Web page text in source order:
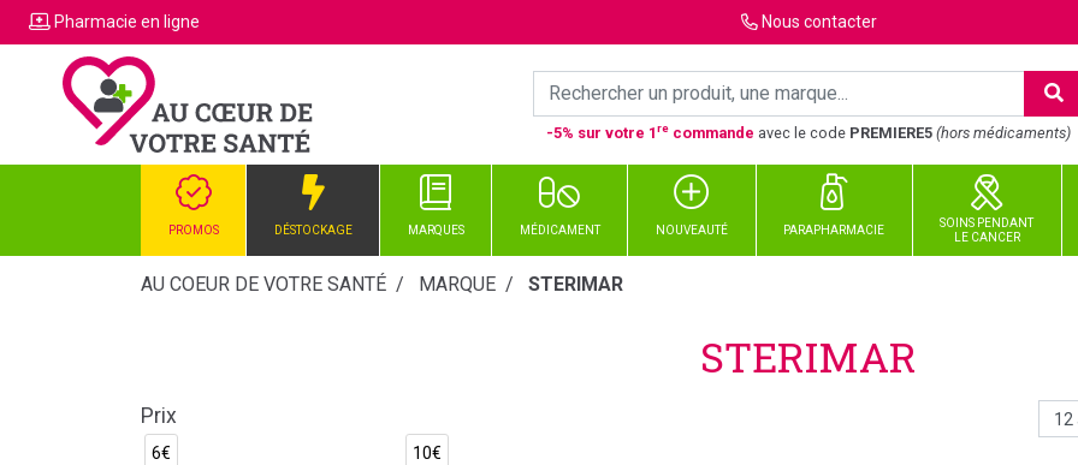
Pharmacie en ligne Nous contacter
-5% sur votre 1re commande avec le code PREMIERE5 (hors médicaments)
PROMOS DÉSTOCKAGE MARQUES MÉDICAMENT NOUVEAUTÉ PARAPHARMACIE
SOINS PENDANT
LE CANCER
AU COEUR DE VOTRE SANTÉ MARQUE STERIMAR
STERIMAR
Prix
6€ 10€